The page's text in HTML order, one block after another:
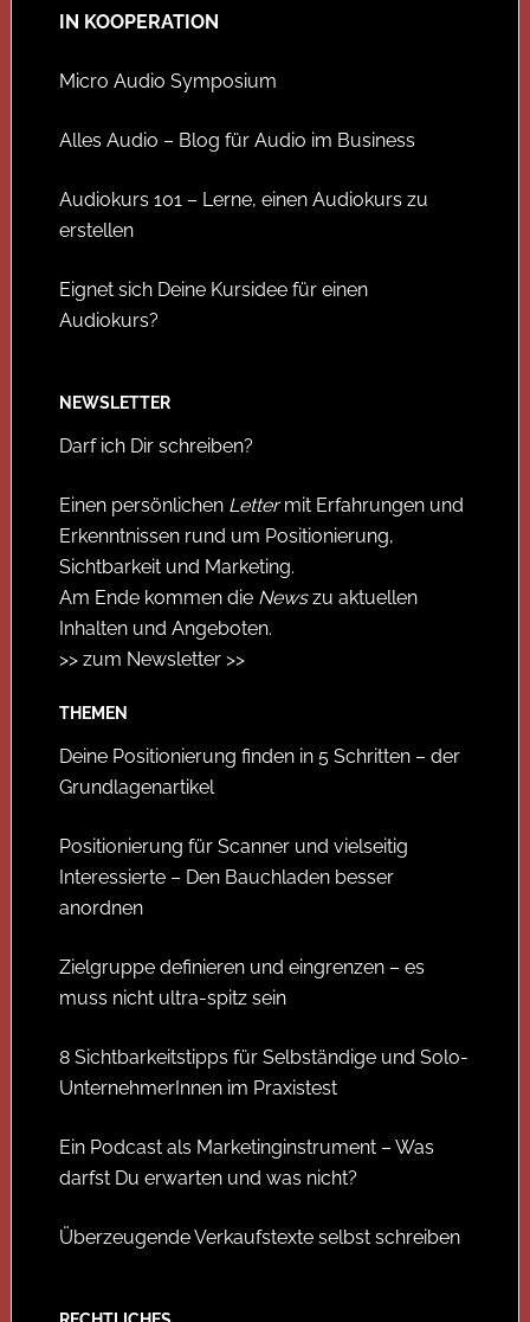
IN KOOPERATION
Micro Audio Symposium
Alles Audio – Blog für Audio im Business
Audiokurs 101 – Lerne, einen Audiokurs zu
erstellen
Eignet sich Deine Kursidee für einen
Audiokurs?
NEWSLETTER
Darf ich Dir schreiben?
Einen persönlichen Lettermit Erfahrungen und
Erkenntnissen rund um Positionierung,
Sichtbarkeit und Marketing.
Am Ende kommen die Newszu aktuellen
Inhalten und Angeboten.
>> zum Newsletter >>
THEMEN
Deine Positionierung finden in 5 Schritten – der
Grundlagenartikel
Positionierung für Scanner und vielseitig
Interessierte – Den Bauchladen besser
anordnen
Zielgruppe definieren und eingrenzen – es
muss nicht ultra-spitz sein
8 Sichtbarkeitstipps für Selbständige und Solo-
UnternehmerInnen im Praxistest
Ein Podcast als Marketinginstrument – Was
darfst Du erwarten und was nicht?
Überzeugende Verkaufstexte selbst schreiben